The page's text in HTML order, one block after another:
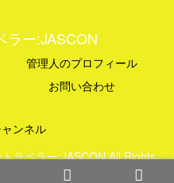
管理人のプロフィール
お問い合わせ
ンネル
ラベラー:JASCON All Rights